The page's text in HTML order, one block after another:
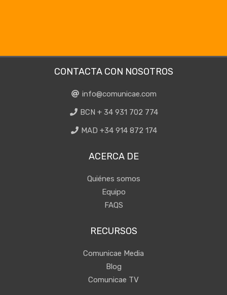
CONTACTA CON NOSOTROS
info@comunicae.com
BCN + 34 931 702 774
MAD +34 914 872 174
ACERCA DE
Quiénes somos
Equipo
FAQS
RECURSOS
Comunicae Media
Blog
Comunicae TV